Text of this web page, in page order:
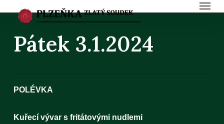
contentPátek 3.1.2024
POLÉVKA
Kuřecí vývar s fritátovými nudlemi